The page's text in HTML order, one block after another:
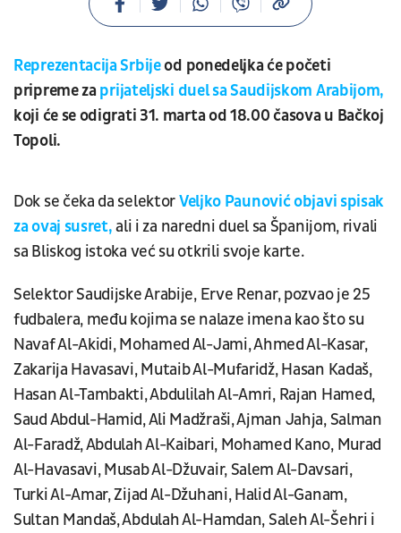
Reprezentacija Srbijeod ponedeljka će početi
pripreme zaprijateljski duel sa Saudijskom Arabijom,
koji će se odigrati 31. marta od 18.00 časova u Bačkoj
Topoli.
Dok se čeka da selektorVeljko Paunović objavi spisak
za ovaj susret,ali i za naredni duel sa Španijom, rivali
sa Bliskog istoka već su otkrili svoje karte.
Selektor Saudijske Arabije, Erve Renar, pozvao je 25
fudbalera, među kojima se nalaze imena kao što su
Navaf Al-Akidi, Mohamed Al-Jami, Ahmed Al-Kasar,
Zakarija Havasavi, Mutaib Al-Mufaridž, Hasan Kadaš,
Hasan Al-Tambakti, Abdulilah Al-Amri, Rajan Hamed,
Saud Abdul-Hamid, Ali Madžraši, Ajman Jahja, Salman
Al-Faradž, Abdulah Al-Kaibari, Mohamed Kano, Murad
Al-Havasavi, Musab Al-Džuvair, Salem Al-Davsari,
Turki Al-Amar, Zijad Al-Džuhani, Halid Al-Ganam,
Sultan Mandaš, Abdulah Al-Hamdan, Saleh Al-Šehri i